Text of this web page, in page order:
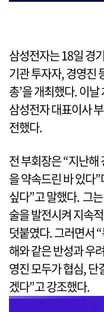
삼성전자는 18일 경
기관 투자자, 경영진
총’을 개최했다. 이
삼성전자 대표이사
전했다.
전 부회장은 “지난해
을 약속드린 바 있다
싶다”고 말했다. 그
술을 발전시켜 지속
덧붙였다. 그러면서
해와 같은 반성과 우
영진 모두가 협심,
겠다”고 강조했다.